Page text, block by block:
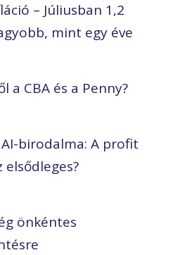
– Júliusban 1,2
mint egy éve
a CBA és a Penny?
birodalma: A profit
önkéntes